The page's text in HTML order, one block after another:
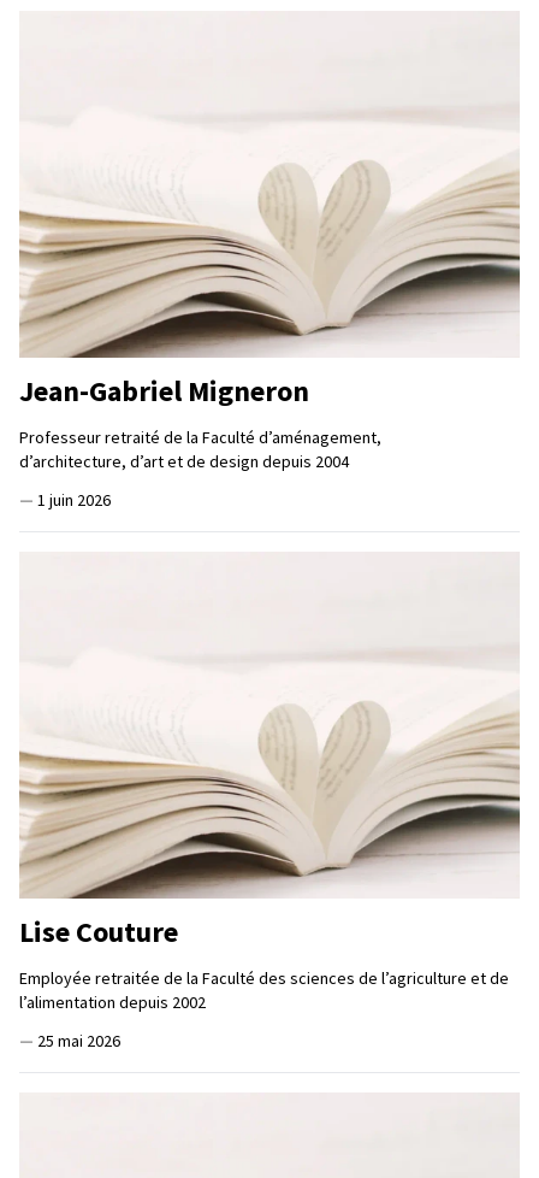
Jean-Gabriel Migneron
Professeur retraité de la Faculté d’aménagement,
d’architecture, d’art et de design depuis 2004
— 1 juin 2026
Lise Couture
Employée retraitée de la Faculté des sciences de l’agriculture et de
l’alimentation depuis 2002
— 25 mai 2026